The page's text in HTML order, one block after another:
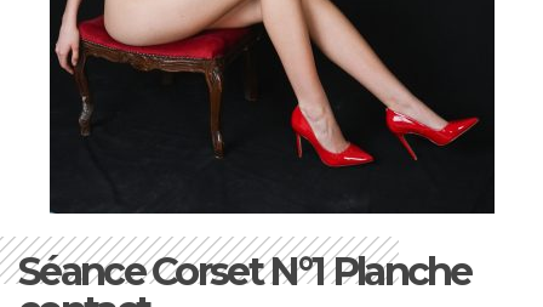
Séance Corset N°1 Planche